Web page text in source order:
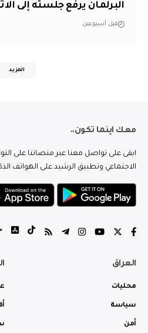
البرلمان يرفع جلسته إلى
قبل أسبوعين
المزيد
معك اينما تكون..
ابقى على تواصل معنا عبر منصاتنا على
الاجتماعي وتطبيق الرشيد على الهواتف
العراق
محليات
سياسة
أمن